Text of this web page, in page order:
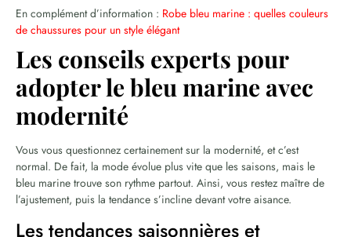
En complément d’information : Robe bleu marine : quelles couleurs
de chaussures pour un style élégant
Les conseils experts pour
adopter le bleu marine avec
modernité
Vous vous questionnez certainement sur la modernité, et c’est
normal. De fait, la mode évolue plus vite que les saisons, mais le
bleu marine trouve son rythme partout. Ainsi, vous restez maître de
l’ajustement, puis la tendance s’incline devant votre aisance.
Les tendances saisonnières et